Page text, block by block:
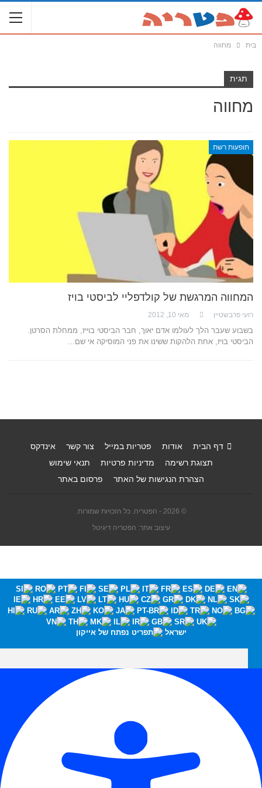
בית מחווה
תגית
מחווה
תופעות רשת
המחווה המרגשת של קולדפליי לביסטי בויז
רועי פרבשטיין מאי 10, 2012
בשבוע שעבר הלך לעולמו אדם יאוך, חבר הביסטי בוייז, ממחלת הסרטן.
הביסטי בויז, אחת הלהקות ששינו את פני המוסיקה אי שם…
דף הבית אודות פטריות במייל צור קשר
אינדקס
תצוגת רשימה
מדיניות פרטיות
תנאי שימוש
הצהרת הנגישות של האתר
פרסום באתר
© 2026 - הפטריה. כל הזכויות שמורות.
עיצוב אתר: הפטריה דיגיטל
ישראל